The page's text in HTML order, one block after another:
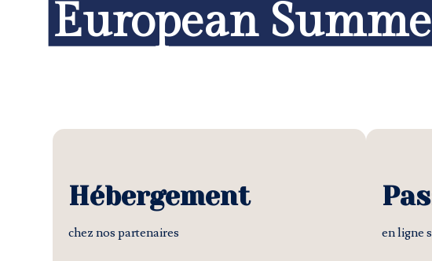
European
Hébergement
chez nos partenaires en ligne